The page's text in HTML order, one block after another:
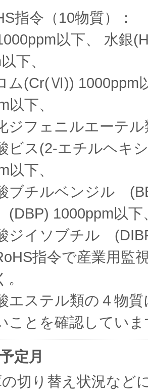
指令（10物質）：
以下、 水銀
下、
ム(Cr(Ⅵ)) 1000ppm
以下、
ジフェニルエーテ
ビス(2-エチルヘ
以下、
ブチルベンジル
1000ppm以下
ジイソブチル
指令で産業用監
エステル類の４物
ことを確認してい
定月
切り替え状況など